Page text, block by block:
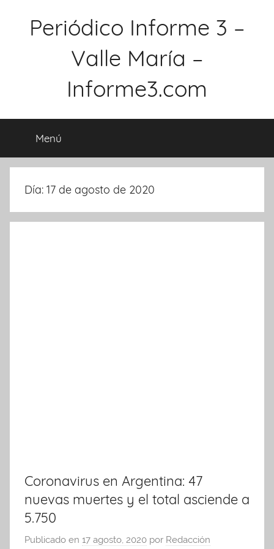
Periódico Informe 3 –
Valle María –
Informe3.com
Menú
Día: 17 de agosto de 2020
Coronavirus en Argentina: 47
nuevas muertes y el total asciende a
5.750
Publicado en 17 agosto, 2020 por Redacción